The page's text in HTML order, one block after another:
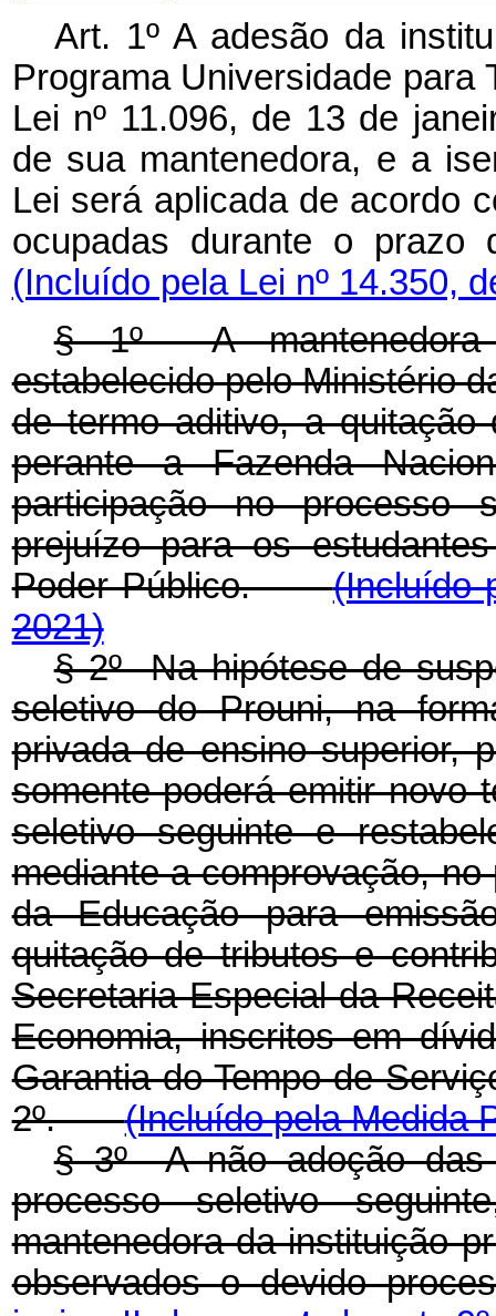
Art. 1º A adesão da
Programa Universidade para
Lei nº 11.096, de 13 de
de sua mantenedora, e a
Lei será aplicada de acordo
ocupadas durante o
(Incluído pela Lei nº 14.350,
§ 1º A mantenedora
estabelecido pelo Ministério
de termo aditivo, a quitação
perante a Fazenda
participação no processo
prejuízo para os
Poder Público.(Incluído
2021)
§ 2º Na hipótese de
seletivo do Prouni, na
privada de ensino superior,
somente poderá emitir novo
seletivo seguinte e
mediante a comprovação,
da Educação para
quitação de tributos e
Secretaria Especial da
Economia, inscritos em
Garantia do Tempo de
2º.(Incluído pela Medida
§ 3º A não adoção
processo seletivo
mantenedora da instituição
observados o devido